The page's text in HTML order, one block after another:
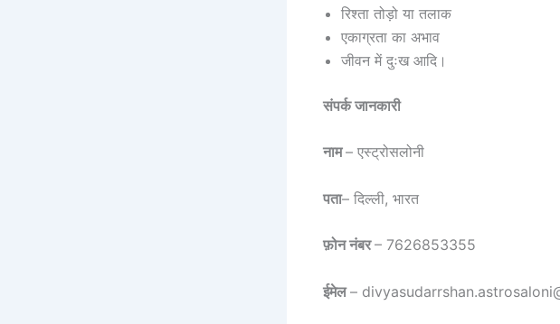
रिश्ता तोड़ो या तलाक
एकाग्रता का अभाव
जीवन में दुःख आदि।
संपर्क जानकारी
नाम– एस्ट्रोसलोनी
पता– दिल्ली, भारत
फ़ोन नंबर– 7626853355
ईमेल–